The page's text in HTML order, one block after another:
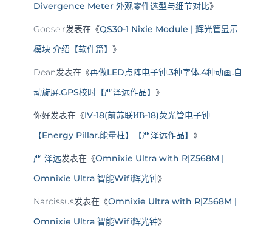
Divergence Meter 外观零件选型与细节对比》
Goose.r发表在《QS30-1 Nixie Module | 辉光管显示
模块 介绍【软件篇】 》
Dean发表在《再做LED点阵电子钟.3种字体.4种动画.自
动旋屏.GPS校时【严泽远作品】 》
你好发表在《IV-18(前苏联ИВ-18)荧光管电子钟
【Energy Pillar.能量柱】【严泽远作品】 》
严 泽远发表在《Omnixie Ultra with R|Z568M |
Omnixie Ultra 智能Wifi辉光钟》
Narcissus发表在《Omnixie Ultra with R|Z568M |
Omnixie Ultra 智能Wifi辉光钟》